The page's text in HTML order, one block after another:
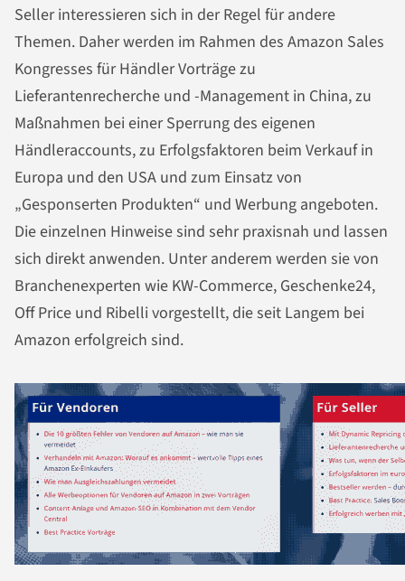
Seller interessieren sich in der Regel für andere
Themen. Daher werden im Rahmen des Amazon Sales
Kongresses für Händler Vorträge zu
Lieferantenrecherche und -Management in China, zu
Maßnahmen bei einer Sperrung des eigenen
Händleraccounts, zu Erfolgsfaktoren beim Verkauf in
Europa und den USA und zum Einsatz von
„Gesponserten Produkten“ und Werbung angeboten.
Die einzelnen Hinweise sind sehr praxisnah und lassen
sich direkt anwenden. Unter anderem werden sie von
Branchenexperten wie KW-Commerce, Geschenke24,
Off Price und Ribelli vorgestellt, die seit Langem bei
Amazon erfolgreich sind.